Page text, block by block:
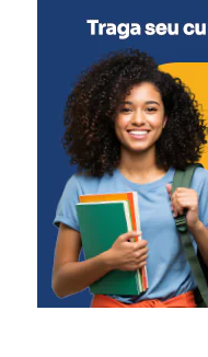
“O
estrutura
ambiente
cuidado e
novo
e garante
de vida às